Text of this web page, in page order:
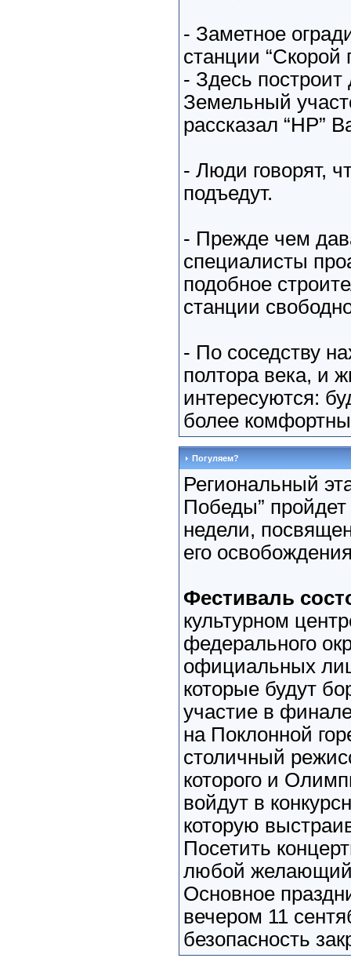
- Заметное
станции
- Здесь
Земельный
рассказал “НР”
- Люди говорят,
подъедут.
- Прежде чем
специалисты
подобное
станции
- По соседству
полтора века, и
интересуются:
более
Погуляем?
Региональный
Победы”
недели,
его
Фестиваль
культурном
федерального
официальных
которые будут
участие в
на Поклонной
столичный
которого и
войдут в
которую
Посетить
любой
Основное
вечером 11
безопасность